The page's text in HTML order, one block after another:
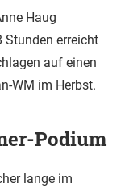
Haug
Stunden erreicht
auf einen
WM im Herbst.
Podium
lange im